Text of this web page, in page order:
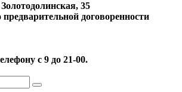
35
договоренности
с 9 до 21-00.